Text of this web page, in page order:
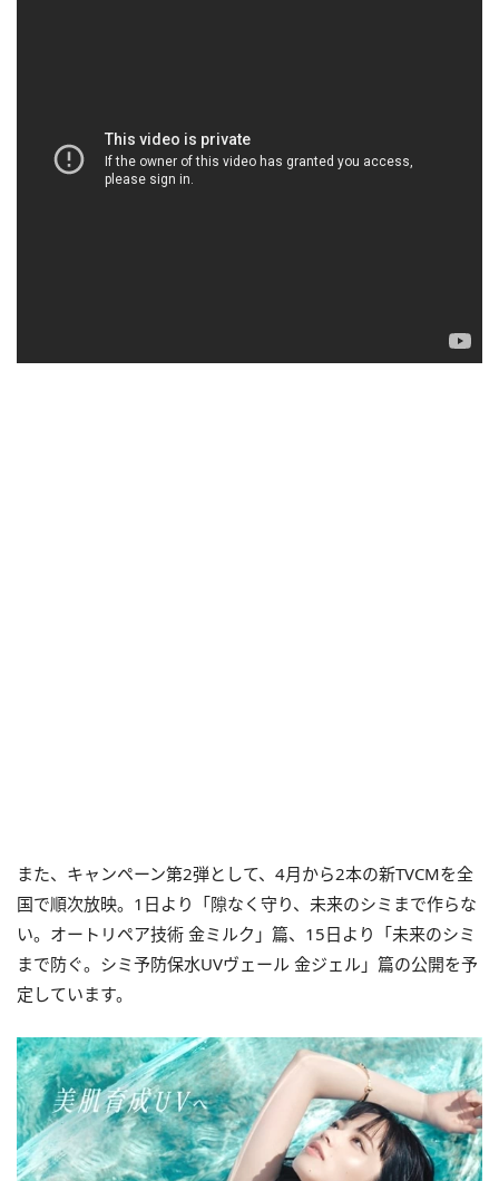
また、キャンペーン第2弾として、4月から2本の新TVCMを全
国で順次放映。1日より「隙なく守り、未来のシミまで作らな
い。オートリペア技術 金ミルク」篇、15日より「未来のシミ
まで防ぐ。シミ予防保水UVヴェール 金ジェル」篇の公開を予
定しています。